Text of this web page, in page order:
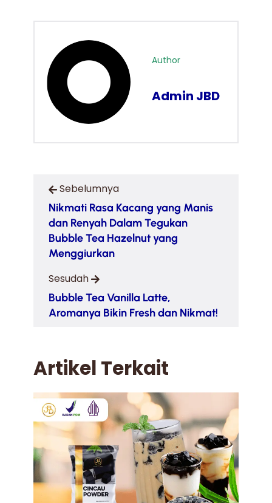
Author
Admin JBD
Sebelumnya
Nikmati Rasa Kacang yang Manis
dan Renyah Dalam Tegukan
Bubble Tea Hazelnut yang
Menggiurkan
Sesudah
Bubble Tea Vanilla Latte,
Aromanya Bikin Fresh dan Nikmat!
Artikel Terkait